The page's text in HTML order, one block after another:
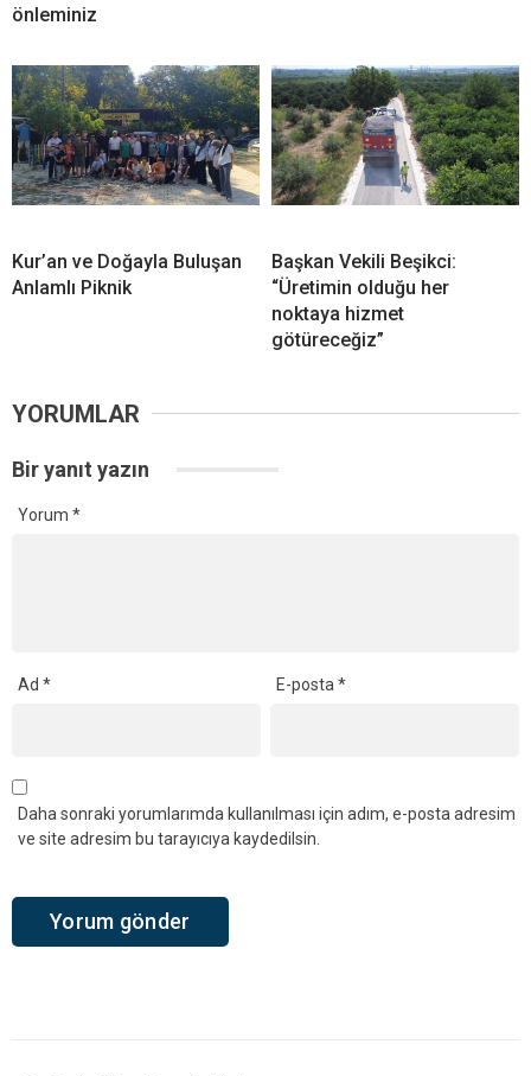
önleminiz
Kur’an ve Doğayla Buluşan
Anlamlı Piknik
Başkan Vekili Beşikci:
“Üretimin olduğu her
noktaya hizmet
götüreceğiz”
YORUMLAR
Bir yanıt yazın
Yorum *
Ad * E-posta*
Daha sonraki yorumlarımda kullanılması için adım, e-posta adresim
ve site adresim bu tarayıcıya kaydedilsin.